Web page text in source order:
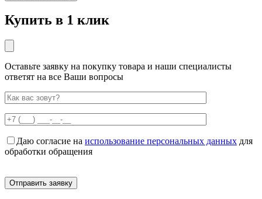
Купить в 1 клик
Оставьте заявку на покупку товара и наши специалисты
ответят на все Ваши вопросы
Даю согласие на использование персональных данных для
обработки обращения